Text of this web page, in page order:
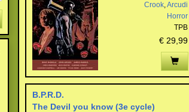
Crook,Arcudi
Horror
TPB
€ 29,99
B.P.R.D.
The Devil you know (3e cycle)